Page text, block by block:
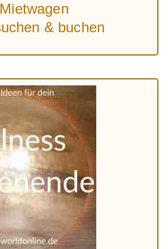
Mietwagen
& buchen